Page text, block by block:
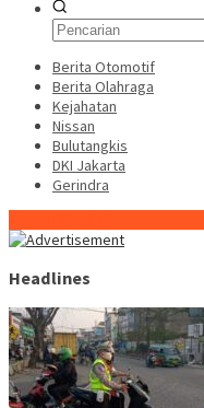
Berita Otomotif
Berita Olahraga
Kejahatan
Nissan
Bulutangkis
DKI Jakarta
Gerindra
Headlines